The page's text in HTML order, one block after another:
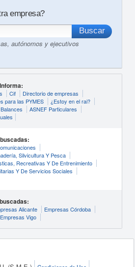
empresa?
autónomos y ejecutivos
Cif
Directorio de empresas
para las PYMES
¿Estoy en el rai?
ASNEF Particulares
Silvicultura Y Pesca
Recreativas Y De Entrenimiento
Y De Servicios Sociales
Alicante
Empresas Córdoba
Empresas Vigo